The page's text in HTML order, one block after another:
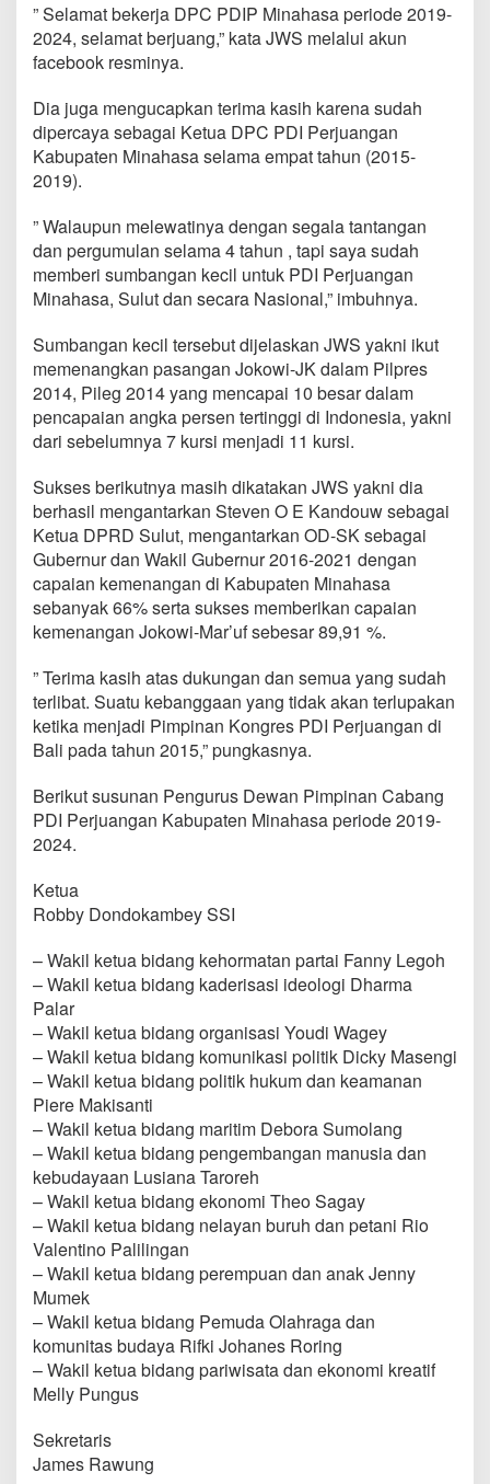
P
e
u
n
g
M
n
a
h
s
a
,
J
W
S
a
m
p
a
i
k
a
n
S
l
a
m
a
” Selamat bekerja DPC PDIP Minahasa periode 2019-
2024, selamat berjuang,” kata JWS melalui akun
facebook resminya.
Dia juga mengucapkan terima kasih karena sudah
dipercaya sebagai Ketua DPC PDI Perjuangan
Kabupaten Minahasa selama empat tahun (2015-
2019).
” Walaupun melewatinya dengan segala tantangan
dan pergumulan selama 4 tahun , tapi saya sudah
memberi sumbangan kecil untuk PDI Perjuangan
Minahasa, Sulut dan secara Nasional,” imbuhnya.
Sumbangan kecil tersebut dijelaskan JWS yakni ikut
memenangkan pasangan Jokowi-JK dalam Pilpres
2014, Pileg 2014 yang mencapai 10 besar dalam
pencapaian angka persen tertinggi di Indonesia, yakni
dari sebelumnya 7 kursi menjadi 11 kursi.
Sukses berikutnya masih dikatakan JWS yakni dia
berhasil mengantarkan Steven O E Kandouw sebagai
Ketua DPRD Sulut, mengantarkan OD-SK sebagai
Gubernur dan Wakil Gubernur 2016-2021 dengan
capaian kemenangan di Kabupaten Minahasa
sebanyak 66% serta sukses memberikan capaian
kemenangan Jokowi-Mar’uf sebesar 89,91 %.
” Terima kasih atas dukungan dan semua yang sudah
terlibat. Suatu kebanggaan yang tidak akan terlupakan
ketika menjadi Pimpinan Kongres PDI Perjuangan di
Bali pada tahun 2015,” pungkasnya.
Berikut susunan Pengurus Dewan Pimpinan Cabang
PDI Perjuangan Kabupaten Minahasa periode 2019-
2024.
Ketua
Robby Dondokambey SSI
– Wakil ketua bidang kehormatan partai Fanny Legoh
– Wakil ketua bidang kaderisasi ideologi Dharma
Palar
– Wakil ketua bidang organisasi Youdi Wagey
– Wakil ketua bidang komunikasi politik Dicky Masengi
– Wakil ketua bidang politik hukum dan keamanan
Piere Makisanti
– Wakil ketua bidang maritim Debora Sumolang
– Wakil ketua bidang pengembangan manusia dan
kebudayaan Lusiana Taroreh
– Wakil ketua bidang ekonomi Theo Sagay
– Wakil ketua bidang nelayan buruh dan petani Rio
Valentino Palilingan
– Wakil ketua bidang perempuan dan anak Jenny
Mumek
– Wakil ketua bidang Pemuda Olahraga dan
komunitas budaya Rifki Johanes Roring
– Wakil ketua bidang pariwisata dan ekonomi kreatif
Melly Pungus
Sekretaris
James Rawung